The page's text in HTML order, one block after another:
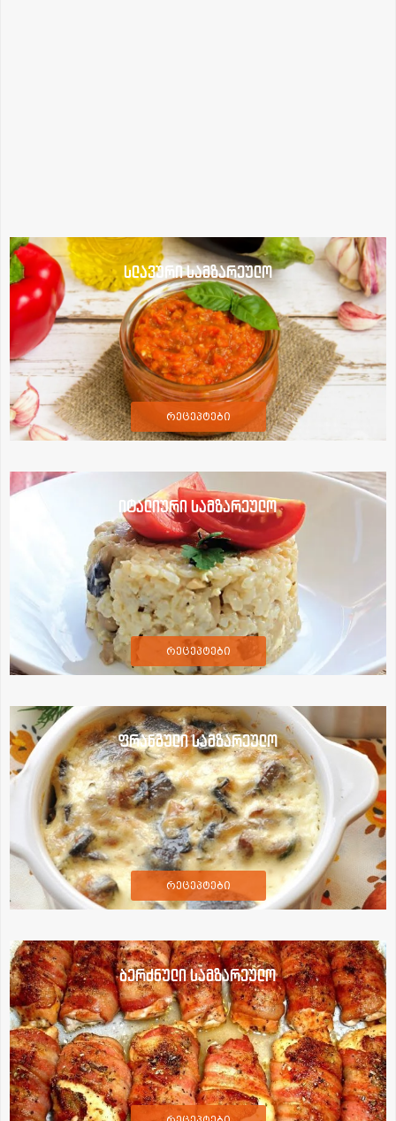
სლავური სამზარეულო
რეცეპტები
იტალიური სამზარეულო
რეცეპტები
ფრანგული სამზარეულო
რეცეპტები
ბერძნული სამზარეულო